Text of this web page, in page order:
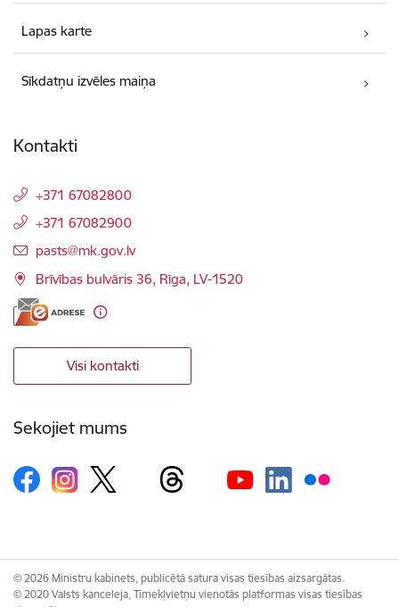
Lapas karte
Sīkdatņu izvēles maiņa
Kontakti
+371 67082800
+371 67082900
E-pasts:
pasts@mk.gov.lv
Brīvības bulvāris 36, Rīga, LV-1520
Visi kontakti
Sekojiet mums
© 2026 Ministru kabinets, publicētā satura visas tiesības aizsargātas.
© 2020 Valsts kanceleja, Tīmekļvietņu vienotās platformas visas tiesības